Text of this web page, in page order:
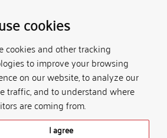
cookies
cookies and other tracking
to improve your browsing
on our website, to analyze our
traffic, and to understand where
are coming from.
I agree
použity k
vydávány
jinou
autora.
shall not
of
other
person